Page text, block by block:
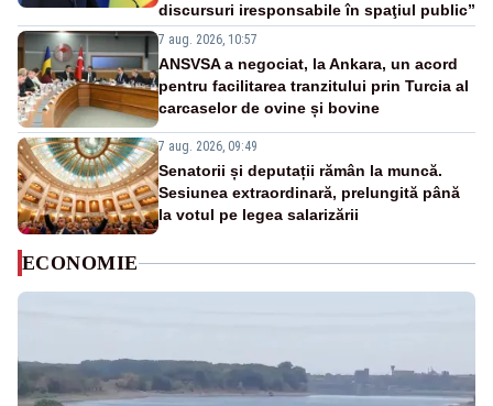
discursuri iresponsabile în spaţiul public”
7 aug. 2026, 10:57
ANSVSA a negociat, la Ankara, un acord
pentru facilitarea tranzitului prin Turcia al
carcaselor de ovine și bovine
7 aug. 2026, 09:49
Senatorii și deputații rămân la muncă.
Sesiunea extraordinară, prelungită până
la votul pe legea salarizării
ECONOMIE